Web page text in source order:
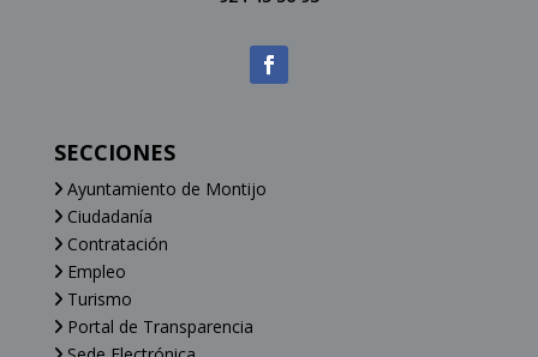
SECCIONES
Ayuntamiento de Montijo
Ciudadanía
Contratación
Empleo
Turismo
Portal de Transparencia